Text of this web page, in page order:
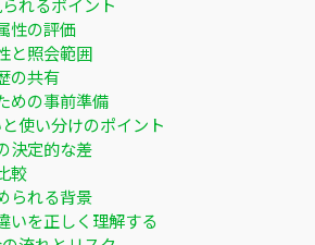
れるポイント
性の評価
と照会範囲
の共有
めの事前準備
使い分けのポイント
決定的な差
較
られる背景
いを正しく理解する